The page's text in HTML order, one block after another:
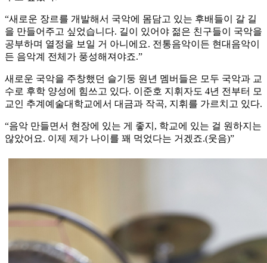
“새로운 장르를 개발해서 국악에 몸담고 있는 후배들이 갈 길
을 만들어주고 싶었습니다. 길이 있어야 젊은 친구들이 국악을
공부하며 열정을 보일 거 아니에요. 전통음악이든 현대음악이
든 음악계 전체가 풍성해져야죠.”
새로운 국악을 주창했던 슬기둥 원년 멤버들은 모두 국악과 교
수로 후학 양성에 힘쓰고 있다. 이준호 지휘자도 4년 전부터 모
교인 추계예술대학교에서 대금과 작곡, 지휘를 가르치고 있다.
“음악 만들면서 현장에 있는 게 좋지, 학교에 있는 걸 원하지는
않았어요. 이제 제가 나이를 꽤 먹었다는 거겠죠.(웃음)”